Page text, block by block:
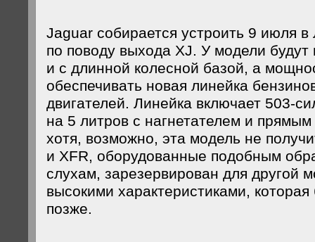
Jaguar собирается устроить 9 июля
по поводу выхода XJ. У модели будут
и с длинной колесной базой, а
обеспечивать новая линейка
двигателей. Линейка включает 503-
на 5 литров с нагнетателем и
хотя, возможно, эта модель не
и XFR, оборудованные подобным
слухам, зарезервирован для другой
высокими характеристиками,
позже.